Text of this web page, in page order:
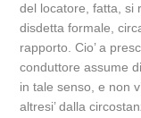
del locatore, fatta, si
disdetta formale,
rapporto. Cio’ a
conduttore assume
in tale senso, e non
altresi’ dalla